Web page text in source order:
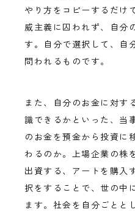
やり方をコピーするだけ
威主義に囚われず、自分
す。自分で選択して、自
問われるものです。
また、自分のお金に対す
識できるかといった、当
のお金を預金から投資に
わるのか。上場企業の株
出資する、アートを購入
択をすることで、世の中
ます。社会を自分ごとと